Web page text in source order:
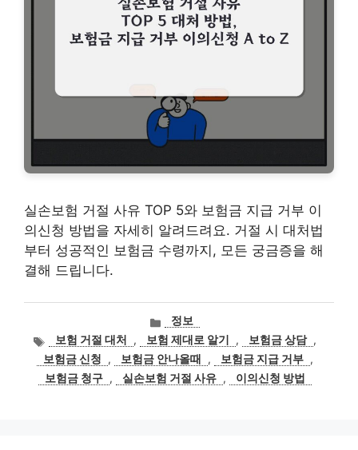
실손보험 거절 사유 TOP 5와 보험금 지급 거부 이
의신청 방법을 자세히 알려드려요. 거절 시 대처법
부터 성공적인 보험금 수령까지, 모든 궁금증을 해
결해 드립니다.
카
테
고
리
정보
태
그
보험 거절 대처 , 보험 제대로 알기 , 보험금 상담 ,
보험금 신청
, 보험금 안나올때 , 보험금 지급 거부 ,
보험금 청구 , 실손보험 거절 사유 , 이의신청 방법